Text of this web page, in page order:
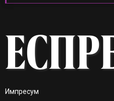
Импресум